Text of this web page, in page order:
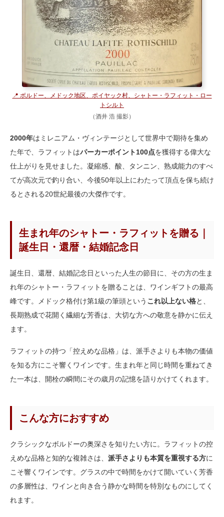
📍 ボルドー、メドック地区、ポイヤック村、シャトー・ラフィット・ロー
トシルト
（酒井 浩 撮影）
2000年はミレニアム・ヴィンテージとして世界中で期待を集め
た年で、ラフィットはパーカーポイント100点を獲得する偉大な
仕上がりを見せました。凝縮感、酸、タンニン、熟成能力のすべ
てが高次元で釣り合い、今後50年以上にわたって頂点を保ち続け
るとされる20世紀最後の大傑作です。
生まれ年のシャトー・ラフィットを贈る｜
誕生日・還暦・結婚記念日
誕生日、還暦、結婚記念日といった人生の節目に、その方の生ま
れ年のシャトー・ラフィットを贈ることは、ワインギフトの最高
峰です。メドック格付け第1級の筆頭という これ以上ない格と、
長期熟成で花開く繊細な芳香は、大切な方への敬意を静かに伝え
ます。
ラフィットの持つ「控えめな品格」は、派手さよりも本物の価値
を知る方にこそ響くワインです。生まれ年と同じ時間を重ねてき
た一本は、開栓の瞬間にその歳月の記憶を語りかけてくれます。
こんな方におすすめ
クラシックなボルドーの奥深さを知りたい方に。ラフィットの控
えめな品格と知的な複雑さは、 派手さよりも本質を重視する方に
こそ響くワインです。グラスの中で時間をかけて開いていく芳香
の多層性は、ワインと向き合う静かな時間を特別なものにしてく
れます。